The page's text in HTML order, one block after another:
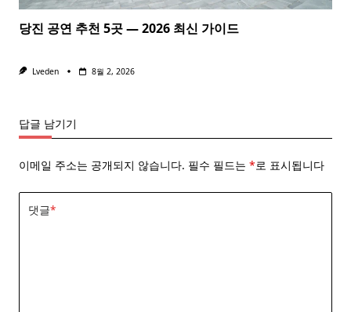
당진 공연 추천 5곳 — 2026 최신 가이드
Lveden 8월 2, 2026
답글 남기기
이메일 주소는 공개되지 않습니다. 필수 필드는 *로 표시됩니다
댓글*